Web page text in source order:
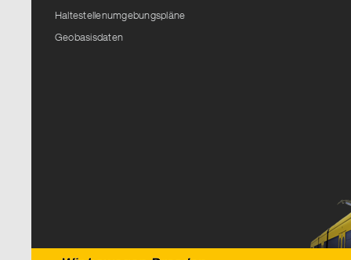
Haltestellenumgebungspläne
Geobasisdaten